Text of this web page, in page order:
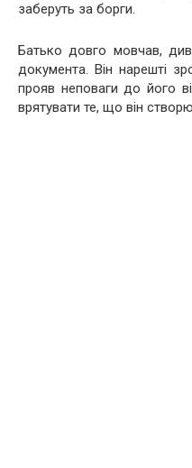
заберуть за борги.
Батько довго мовчав,
документа. Він нарешті
прояв неповаги до його
врятувати те, що він